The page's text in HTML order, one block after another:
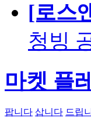
[로스
청빙
마켓 플
팝니다 삽니다 드립